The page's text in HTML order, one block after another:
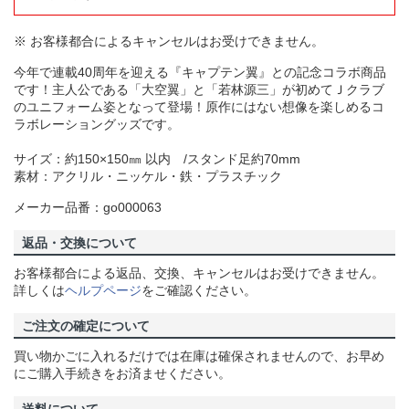
※ お客様都合によるキャンセルはお受けできません。
今年で連載40周年を迎える『キャプテン翼』との記念コラボ商品
です！主人公である「大空翼」と「若林源三」が初めてＪクラブ
のユニフォーム姿となって登場！原作にはない想像を楽しめるコ
ラボレーショングッズです。
サイズ：約150×150㎜ 以内 /スタンド足約70mm
素材：アクリル・ニッケル・鉄・プラスチック
メーカー品番：go000063
返品・交換について
お客様都合による返品、交換、キャンセルはお受けできません。
詳しくはヘルプページをご確認ください。
ご注文の確定について
買い物かごに入れるだけでは在庫は確保されませんので、お早め
にご購入手続きをお済ませください。